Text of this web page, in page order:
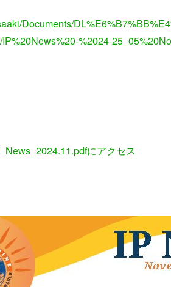
Documents/
%2024-
にアクセス